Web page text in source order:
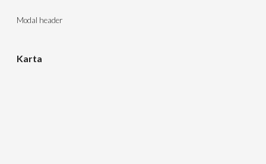
Modal header
Karta